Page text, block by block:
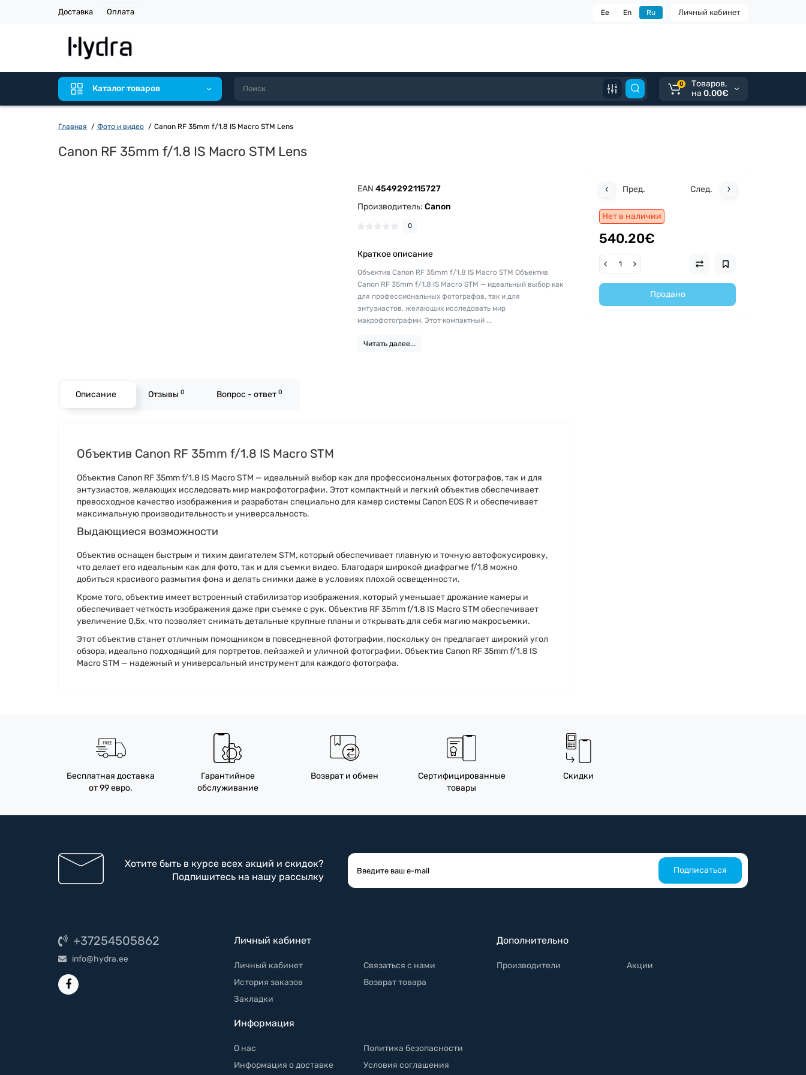
Доставка Оплата Личный кабинет
Ee En Ru
Каталог товаров 0
Tоваров,
на 0.00€
Главная Фото и видео Canon RF 35mm f/1.8 IS Macro STM Lens
Canon RF 35mm f/1.8 IS Macro STM Lens
EAN4549292115727
Производитель:Canon
0
Краткое описание
Объектив Canon RF 35mm f/1.8 IS Macro STM Объектив
Canon RF 35mm f/1.8 IS Macro STM — идеальный выбор как
для профессиональных фотографов, так и для
энтузиастов, желающих исследовать мир
макрофотографии. Этот компактный ...
Читать далее...
Пред. След.
Нет в наличии
540.20€
Продано
Описание Отзывы 0 Вопрос - ответ 0
Объектив Canon RF 35mm f/1.8 IS Macro STM
Объектив Canon RF 35mm f/1.8 IS Macro STM — идеальный выбор как для профессиональных фотографов, так и для
энтузиастов, желающих исследовать мир макрофотографии. Этот компактный и легкий объектив обеспечивает
превосходное качество изображения и разработан специально для камер системы Canon EOS R и обеспечивает
максимальную производительность и универсальность.
Выдающиеся возможности
Объектив оснащен быстрым и тихим двигателем STM, который обеспечивает плавную и точную автофокусировку,
что делает его идеальным как для фото, так и для съемки видео. Благодаря широкой диафрагме f/1,8 можно
добиться красивого размытия фона и делать снимки даже в условиях плохой освещенности.
Кроме того, объектив имеет встроенный стабилизатор изображения, который уменьшает дрожание камеры и
обеспечивает четкость изображения даже при съемке с рук. Объектив RF 35mm f/1.8 IS Macro STM обеспечивает
увеличение 0,5x, что позволяет снимать детальные крупные планы и открывать для себя магию макросъемки.
Этот объектив станет отличным помощником в повседневной фотографии, поскольку он предлагает широкий угол
обзора, идеально подходящий для портретов, пейзажей и уличной фотографии. Объектив Canon RF 35mm f/1.8 IS
Macro STM — надежный и универсальный инструмент для каждого фотографа.
Бесплатная доставка
от 99 евро.
Гарантийное
обслуживание
Возврат и обмен
Сертифицированные
товары
Скидки
Хотите быть в курсе всех акций и скидок?
Подпишитесь на нашу рассылку
Подписаться
+37254505862
info@hydra.ee
Личный кабинет
Личный кабинет
История заказов
Закладки
Связаться с нами
Возврат товара
Дополнительно
Производители Акции
Информация
О нас
Информация о доставке
Политика безопасности
Условия соглашения